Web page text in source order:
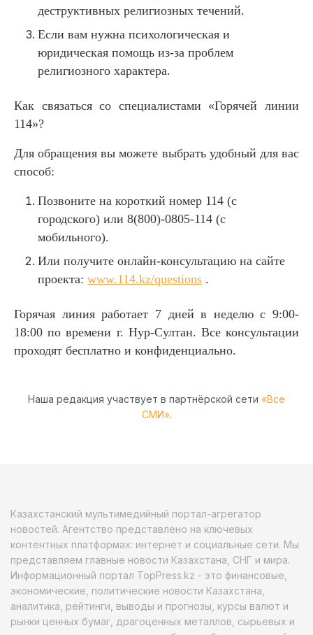
деструктивных религиозных течений.
Если вам нужна психологическая и
юридическая помощь из-за проблем
религиозного характера.
Как связаться со специалистами «Горячей линии
114»?
Для обращения вы можете выбрать удобный для вас
способ:
Позвоните на короткий номер 114 (с
городского) или 8(800)-0805-114 (с
мобильного).
Или получите онлайн-консультацию на сайте
проекта:www.114.kz/questions .
Горячая линия работает 7 дней в неделю с 9:00-
18:00 по времени г. Нур-Султан. Все консультации
проходят бесплатно и конфиденциально.
Наша редакция участвует в партнёрской сети «Все
СМИ».
Казахстанский мультимедийный портал-агрегатор
новостей. Агентство представлено на ключевых
контентных платформах: интернет и социальные сети. Мы
представляем главные новости Казахстана, СНГ и мира.
Информационный портал TopPress.kz - это финансовые,
экономические, политические новости Казахстана,
аналитика, рейтинги, выводы и прогнозы, курсы валют и
рынки ценных бумаг, драгоценных металлов, сырьевых и